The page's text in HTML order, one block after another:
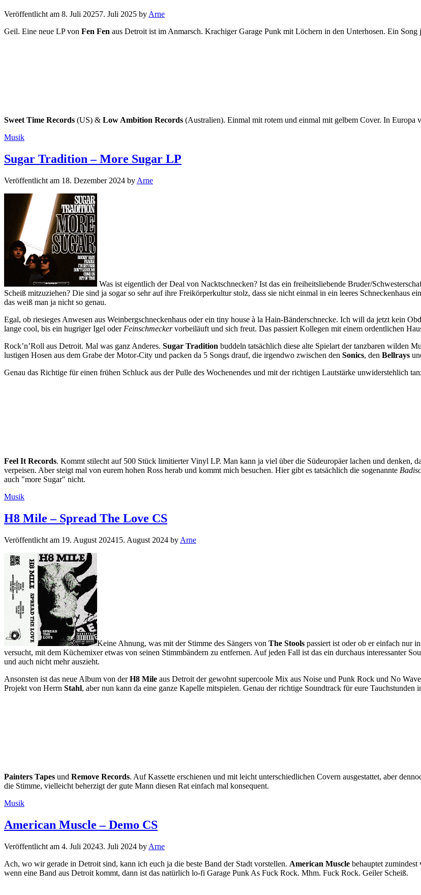
Veröffentlicht am 8. Juli 20257. Juli 2025 by Arne
Geil. Eine neue LP von Fen Fen aus Detroit ist im Anmarsch. Krachiger Garage Punk mit Löchern in den Unterhosen. Ein
Sweet Time Records (US) & Low Ambition Records (Australien). Einmal mit rotem und einmal mit gelbem Cover. In Europa
Kategorien
Musik
Sugar Tradition – More Sugar LP
Veröffentlicht am 18. Dezember 2024 by Arne
Was ist eigentlich der Deal von Nacktschnecken? Ist das ein freiheitsliebende Bruder/
Scheiß mitzuziehen? Die sind ja sogar so sehr auf ihre Freikörperkultur stolz, dass sie nicht einmal in ein leeres Schneckenhaus
das weiß man ja nicht so genau.
Egal, ob riesieges Anwesen aus Weinbergschneckenhaus oder ein tiny house à la Hain-Bänderschnecke. Ich will da jetzt kein
lange cool, bis ein hugriger Igel oder Feinschmeckervorbeiläuft und sich freut. Das passiert Kollegen mit einem ordentlichen
Rock’n’Roll aus Detroit. Mal was ganz Anderes. Sugar Tradition buddeln tatsächlich diese alte Spielart der tanzbaren wilden
lustigen Hosen aus dem Grabe der Motor-City und packen da 5 Songs drauf, die irgendwo zwischen den Sonics, den Bellrays
Genau das Richtige für einen frühen Schluck aus der Pulle des Wochenendes und mit der richtigen Lautstärke unwiderstehlich
Feel It Records. Kommt stilecht auf 500 Stück limitierter Vinyl LP. Man kann ja viel über die Südeuropäer lachen und denken,
verpeisen. Aber steigt mal von eurem hohen Ross herab und kommt mich besuchen. Hier gibt es tatsächlich die sogenannte
auch "more Sugar" nicht.
Kategorien
Musik
H8 Mile – Spread The Love CS
Veröffentlicht am 19. August 202415. August 2024 by Arne
Keine Ahnung, was mit der Stimme des Sängers von The Stools passiert ist oder ob er einfach nur
versucht, mit dem Küchemixer etwas von seinen Stimmbändern zu entfernen. Auf jeden Fall ist das ein durchaus interessanter
und auch nicht mehr auszieht.
Ansonsten ist das neue Album von derH8 Mile aus Detroit der gewohnt supercoole Mix aus Noise und Punk Rock und No
Projekt von Herrn Stahl, aber nun kann da eine ganze Kapelle mitspielen. Genau der richtige Soundtrack für eure Tauchstunden
Painters Tapes und Remove Records. Auf Kassette erschienen und mit leicht unterschiedlichen Covern ausgestattet, aber
die Stimme, vielleicht beherzigt der gute Mann diesen Rat einfach mal konsequent.
Kategorien
Musik
American Muscle – Demo CS
Veröffentlicht am 4. Juli 20243. Juli 2024 by Arne
Ach, wo wir gerade in Detroit sind, kann ich euch ja die beste Band der Stadt vorstellen. American Muscle behauptet
wenn eine Band aus Detroit kommt, dann ist das natürlich lo-fi Garage Punk As Fuck Rock. Mhm. Fuck Rock. Geiler Scheiß.